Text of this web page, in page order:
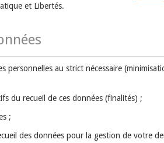
et Libertés.
au strict nécessaire
du recueil de ces données (finalités) ;
;
des données pour la gestion de votre